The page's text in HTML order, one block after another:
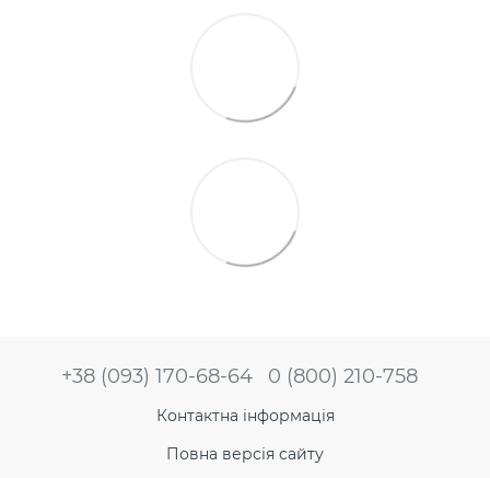
+38 (093) 170-68-64 0 (800) 210-758
Контактна інформація
Повна версія сайту